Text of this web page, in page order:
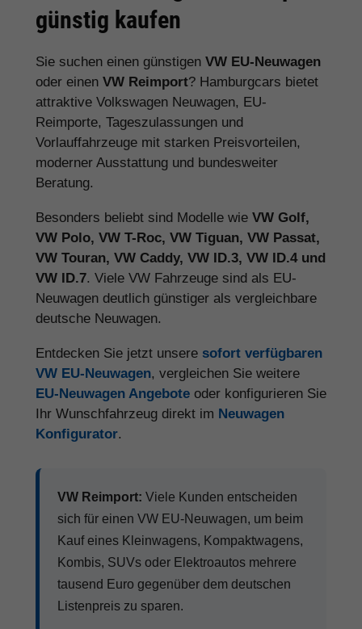
günstig kaufen
Sie suchen einen günstigen VW EU-Neuwagen
oder einen VW Reimport? Hamburgcars bietet
attraktive Volkswagen Neuwagen, EU-
Reimporte, Tageszulassungen und
Vorlauffahrzeuge mit starken Preisvorteilen,
moderner Ausstattung und bundesweiter
Beratung.
Besonders beliebt sind Modelle wie VW Golf,
VW Polo, VW T-Roc, VW Tiguan, VW Passat,
VW Touran, VW Caddy, VW ID.3, VW ID.4 und
VW ID.7. Viele VW Fahrzeuge sind als EU-
Neuwagen deutlich günstiger als vergleichbare
deutsche Neuwagen.
Entdecken Sie jetzt unsere sofort verfügbaren
VW EU-Neuwagen, vergleichen Sie weitere
EU-Neuwagen Angebote oder konfigurieren Sie
Ihr Wunschfahrzeug direkt im Neuwagen
Konfigurator.
VW Reimport: Viele Kunden entscheiden
sich für einen VW EU-Neuwagen, um beim
Kauf eines Kleinwagens, Kompaktwagens,
Kombis, SUVs oder Elektroautos mehrere
tausend Euro gegenüber dem deutschen
Listenpreis zu sparen.